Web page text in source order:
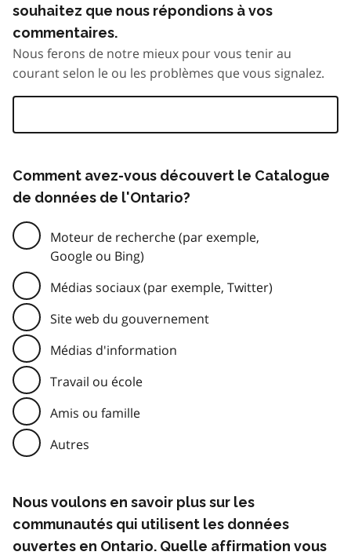
souhaitez que nous répondions à vos
commentaires.
Nous ferons de notre mieux pour vous tenir au
courant selon le ou les problèmes que vous signalez.
Comment avez-vous découvert le Catalogue
de données de l'Ontario?
Moteur de recherche (par exemple,
Google ou Bing)
Médias sociaux (par exemple, Twitter)
Site web du gouvernement
Médias d'information
Travail ou école
Amis ou famille
Autres
Nous voulons en savoir plus sur les
communautés qui utilisent les données
ouvertes en Ontario. Quelle affirmation vous